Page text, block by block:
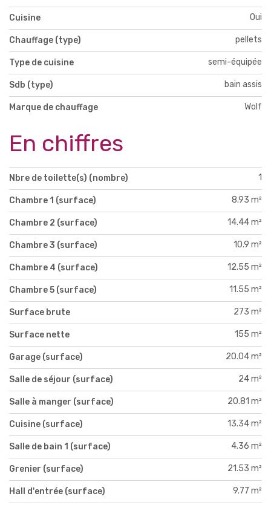
Cuisine Oui
Chauffage (type) pellets
Type de cuisine semi-équipée
Sdb (type) bain assis
Marque de chauffage Wolf
En chiffres
Nbre de toilette(s) (nombre) 1
Chambre 1 (surface) 8.93 m²
Chambre 2 (surface) 14.44 m²
Chambre 3 (surface) 10.9 m²
Chambre 4 (surface) 12.55 m²
Chambre 5 (surface) 11.55 m²
Surface brute 273 m²
Surface nette 155 m²
Garage (surface) 20.04 m²
Salle de séjour (surface) 24 m²
Salle à manger (surface) 20.81 m²
Cuisine (surface) 13.34 m²
Salle de bain 1 (surface) 4.36 m²
Grenier (surface) 21.53 m²
Hall d'entrée (surface) 9.77 m²